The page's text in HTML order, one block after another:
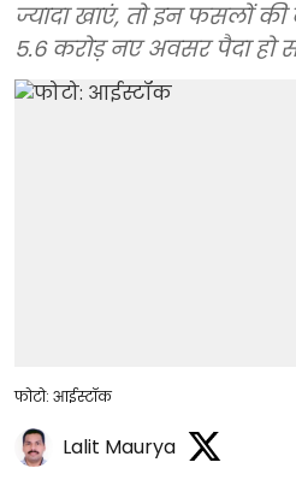
ज्यादा खाएं, तो इन फसलों
5.6 करोड़ नए अवसर पैदा हो
फोटो: आईस्टॉक
Lalit Maurya